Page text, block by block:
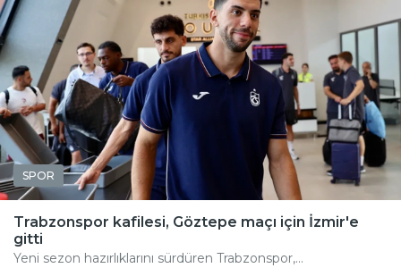
SPOR
Trabzonspor kafilesi, Göztepe maçı için İzmir'e
gitti
Yeni sezon hazırlıklarını sürdüren Trabzonspor,...